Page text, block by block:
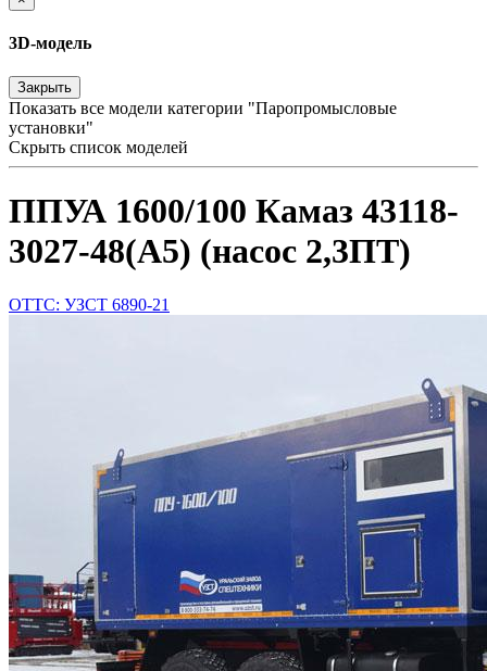
3D-модель
Закрыть
Показать все модели категории "Паропромысловые
установки"
Скрыть список моделей
ППУА 1600/100 Камаз 43118-
3027-48(A5) (насос 2,3ПТ)
ОТТС: УЗСТ 6890-21